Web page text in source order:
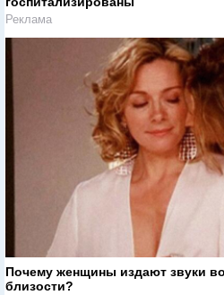
Реклама
Почему женщины издают звуки
близости?